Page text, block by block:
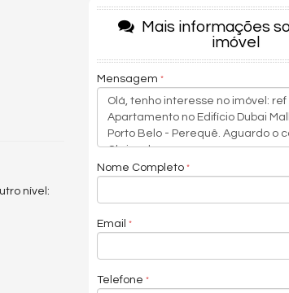
nível:
Mais informações
imóvel
Mensagem
Nome Completo
Email
Telefone